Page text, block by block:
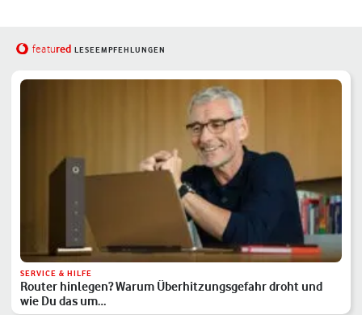
featured LESEEMPFEHLUNGEN
SERVICE & HILFE
Router hinlegen? Warum Überhitzungsgefahr droht und
wie Du das um…